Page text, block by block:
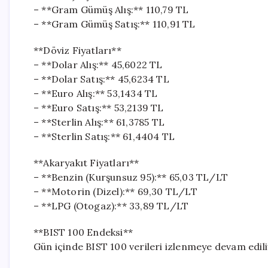
– **Gram Gümüş Alış:** 110,79 TL
– **Gram Gümüş Satış:** 110,91 TL
**Döviz Fiyatları**
– **Dolar Alış:** 45,6022 TL
– **Dolar Satış:** 45,6234 TL
– **Euro Alış:** 53,1434 TL
– **Euro Satış:** 53,2139 TL
– **Sterlin Alış:** 61,3785 TL
– **Sterlin Satış:** 61,4404 TL
**Akaryakıt Fiyatları**
– **Benzin (Kurşunsuz 95):** 65,03 TL/LT
– **Motorin (Dizel):** 69,30 TL/LT
– **LPG (Otogaz):** 33,89 TL/LT
**BIST 100 Endeksi**
Gün içinde BIST 100 verileri izlenmeye devam